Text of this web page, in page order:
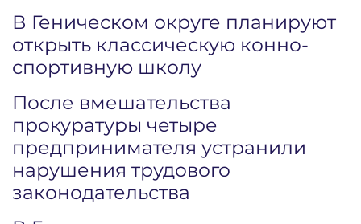
В Геническом округе планируют
открыть классическую конно-
спортивную школу
После вмешательства
прокуратуры четыре
предпринимателя устранили
нарушения трудового
законодательства